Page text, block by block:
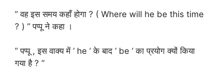
” वह इस समय कहाँ होगा ? ( Where will he be this time
? ) ” पप्पू ने कहा ।
” पप्पू , इस वाक्य में ‘ he ‘ के बाद ‘ be ‘ का प्रयोग क्यों किया
गया है ? “